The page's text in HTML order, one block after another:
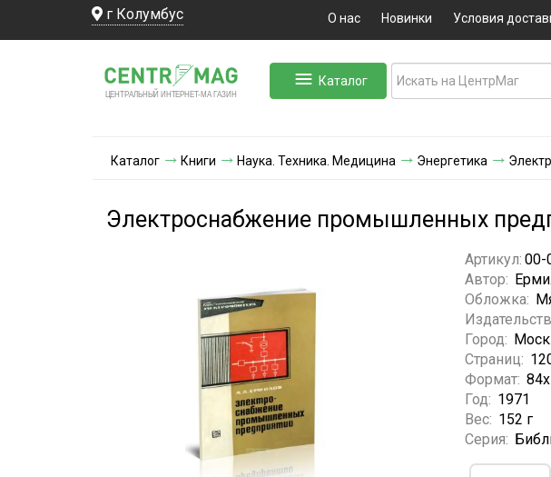
г Колумбус О нас Новинки Условия
ЦЕНТРАЛЬНЫЙ ИНТЕРНЕТ-МА ГАЗИН
Каталог
Каталог Книги Наука. Техника. Медицина Энергетика
Электроснабжение промышленных
Артикул: 00-
Автор:
Обложка:
Город:
Страниц:
Формат:
Год: 1971
Вес: 152 г
Серия: